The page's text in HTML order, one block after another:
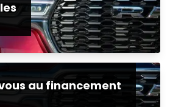
au financement